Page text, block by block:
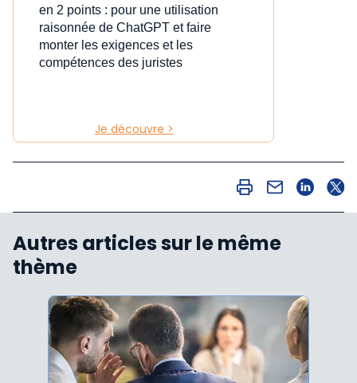
en 2 points : pour une utilisation
raisonnée de ChatGPT et faire
monter les exigences et les
compétences des juristes
Je découvre >
Autres articles sur le même
thème